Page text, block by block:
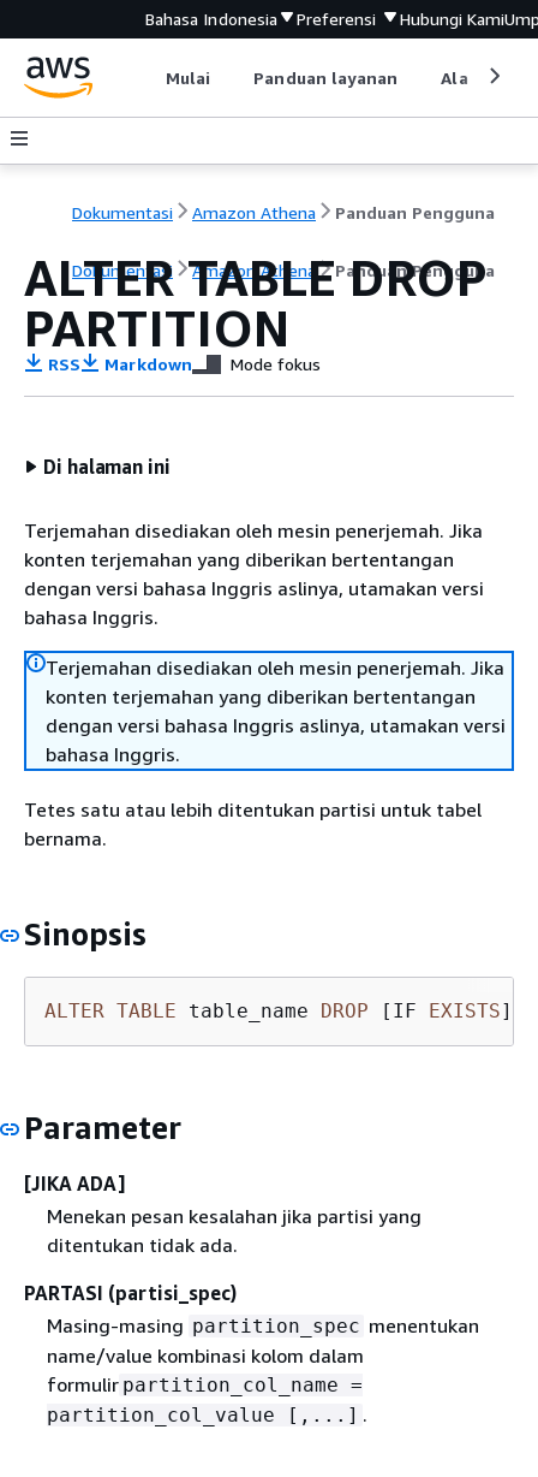
Bahasa Indonesia Preferensi Hubungi Kami
Mulai Panduan layanan Alat
Dokumentasi Amazon Athena Panduan Pengguna
Dokumentasi Amazon Athena Panduan Pengguna
ALTER TABLE DROP
PARTITION
RSS Markdown Mode fokus
Di halaman ini
Terjemahan disediakan oleh mesin penerjemah. Jika
konten terjemahan yang diberikan bertentangan
dengan versi bahasa Inggris aslinya, utamakan versi
bahasa Inggris.
Terjemahan disediakan oleh mesin penerjemah. Jika
konten terjemahan yang diberikan bertentangan
dengan versi bahasa Inggris aslinya, utamakan versi
bahasa Inggris.
Tetes satu atau lebih ditentukan partisi untuk tabel
bernama.
Sinopsis
ALTER TABLE table_name DROP [IF EXISTS]
Parameter
[JIKA ADA]
Menekan pesan kesalahan jika partisi yang
ditentukan tidak ada.
PARTASI (partisi_spec)
Masing-masing partition_spec menentukan
name/value kombinasi kolom dalam
formulir partition_col_name =
partition_col_value [,...] .